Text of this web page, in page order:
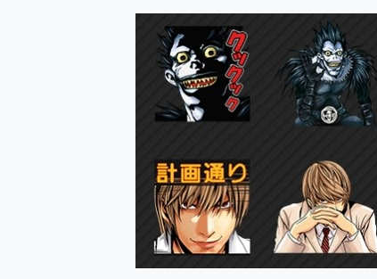
防窺黑科技 Galaxy
AI 支付 一錶搞定大小
超驚艷 讓人一眼就愛
美到讓人超想擁有
好用的 EaseUS
一鍵修復模糊影片、
小朋友才做選擇 投影
外型超吸晴~ 給您絕佳
開箱~變身「蜘蛛人」
iPhone 17 系列 有認
DJI Osmo Pocket 3
小巧好吸不擋鏡頭 有
會走動的冷暖氣 SONY